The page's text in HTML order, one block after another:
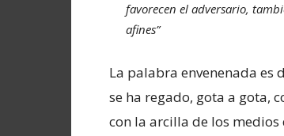
favorecen el adversario,
afines”
La palabra envenenada
se ha regado, gota a gota,
con la arcilla de los